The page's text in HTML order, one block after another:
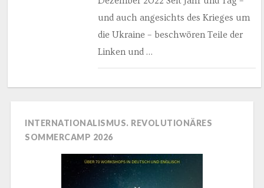
und auch angesichts des Krieges um
die Ukraine – beschwören Teile der
Linken und …
INTERNATIONALISMUS. REVOLUTIONÄRES
SOMMERCAMP 2026